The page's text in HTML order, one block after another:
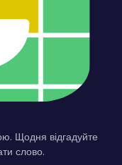
Щодня відгадуйте
слово.